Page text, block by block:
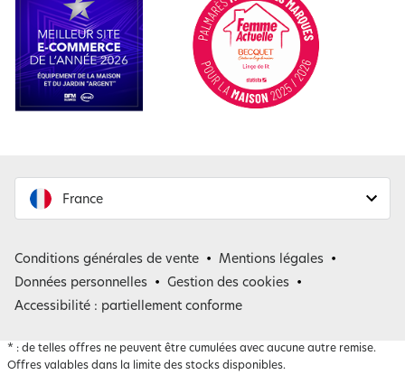
France
Belgique
Conditions générales de vente
Mentions légales
Données personnelles
Gestion des cookies
Accessibilité : partiellement conforme
* : de telles offres ne peuvent être cumulées avec aucune autre remise.
Offres valables dans la limite des stocks disponibles.